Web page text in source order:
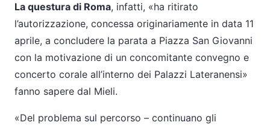
La questura di Roma, infatti, «ha ritirato
l’autorizzazione, concessa originariamente in data 11
aprile, a concludere la parata a Piazza San Giovanni
con la motivazione di un concomitante convegno e
concerto corale all’interno dei Palazzi Lateranensi»
fanno sapere dal Mieli.
«Del problema sul percorso – continuano gli